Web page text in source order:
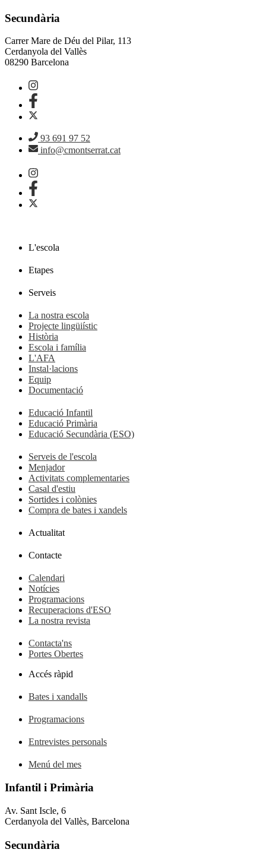
Secundària
Carrer Mare de Déu del Pilar, 113
Cerdanyola del Vallès
08290 Barcelona
93 691 97 52
info@cmontserrat.cat
L'escola
Etapes
Serveis
La nostra escola
Projecte lingüiístic
Història
Escola i família
L'AFA
Instal·lacions
Equip
Documentació
Educació Infantil
Educació Primària
Educació Secundària (ESO)
Serveis de l'escola
Menjador
Activitats complementaries
Casal d'estiu
Sortides i colònies
Compra de bates i xandels
Actualitat
Contacte
Calendari
Notícies
Programacions
Recuperacions d'ESO
La nostra revista
Contacta'ns
Portes Obertes
Accés ràpid
Bates i xandalls
Programacions
Entrevistes personals
Menú del mes
Infantil i Primària
Av. Sant Iscle, 6
Cerdanyola del Vallès, Barcelona
Secundària